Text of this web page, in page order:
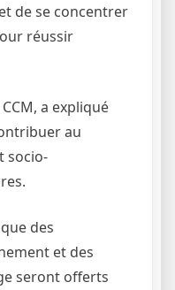
de se concentrer
réussir
a expliqué
au
socio-
des
et des
seront offerts